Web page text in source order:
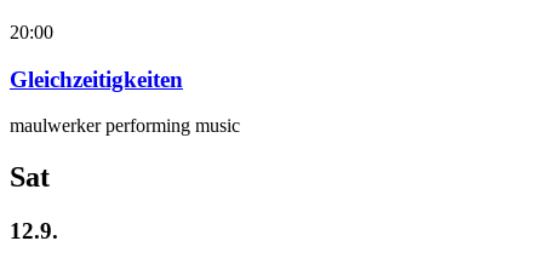
20:00
Gleichzeitigkeiten
maulwerker performing music
Sat
12.9.